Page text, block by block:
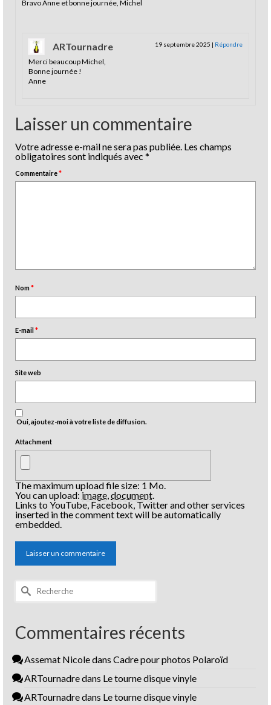
Bravo Anne et bonne journée, Michel
ARTournadre 19 septembre 2025 | Répondre
Merci beaucoup Michel,
Bonne journée !
Anne
Laisser un commentaire
Votre adresse e-mail ne sera pas publiée. Les champs
obligatoires sont indiqués avec *
Commentaire*
Nom*
E-mail*
Site web
Oui, ajoutez-moi à votre liste de diffusion.
Attachment
The maximum upload file size: 1 Mo.
You can upload:image document
Links to YouTube, Facebook, Twitter and other services
inserted in the comment text will be automatically
embedded.
Rechercher :
Commentaires récents
Assemat Nicoledans Cadre pour photos Polaroïd
ARTournadredans Le tourne disque vinyle
ARTournadredans Le tourne disque vinyle